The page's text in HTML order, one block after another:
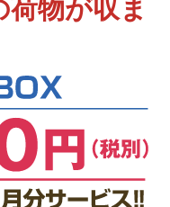
荷物が収ま